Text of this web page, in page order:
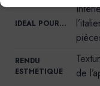
IDEAL POUR…
RENDU
ESTHETIQUE
de